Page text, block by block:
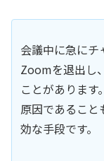
会議中に急に
Zoomを退出し
ことがありま
原因であるこ
効な手段です。